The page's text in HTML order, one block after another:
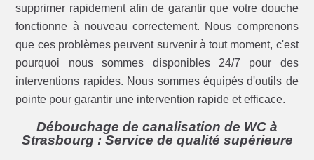
supprimer rapidement afin de garantir que votre douche
fonctionne à nouveau correctement. Nous comprenons
que ces problèmes peuvent survenir à tout moment, c'est
pourquoi nous sommes disponibles 24/7 pour des
interventions rapides. Nous sommes équipés d'outils de
pointe pour garantir une intervention rapide et efficace.
Débouchage de canalisation de WC à
Strasbourg : Service de qualité supérieure